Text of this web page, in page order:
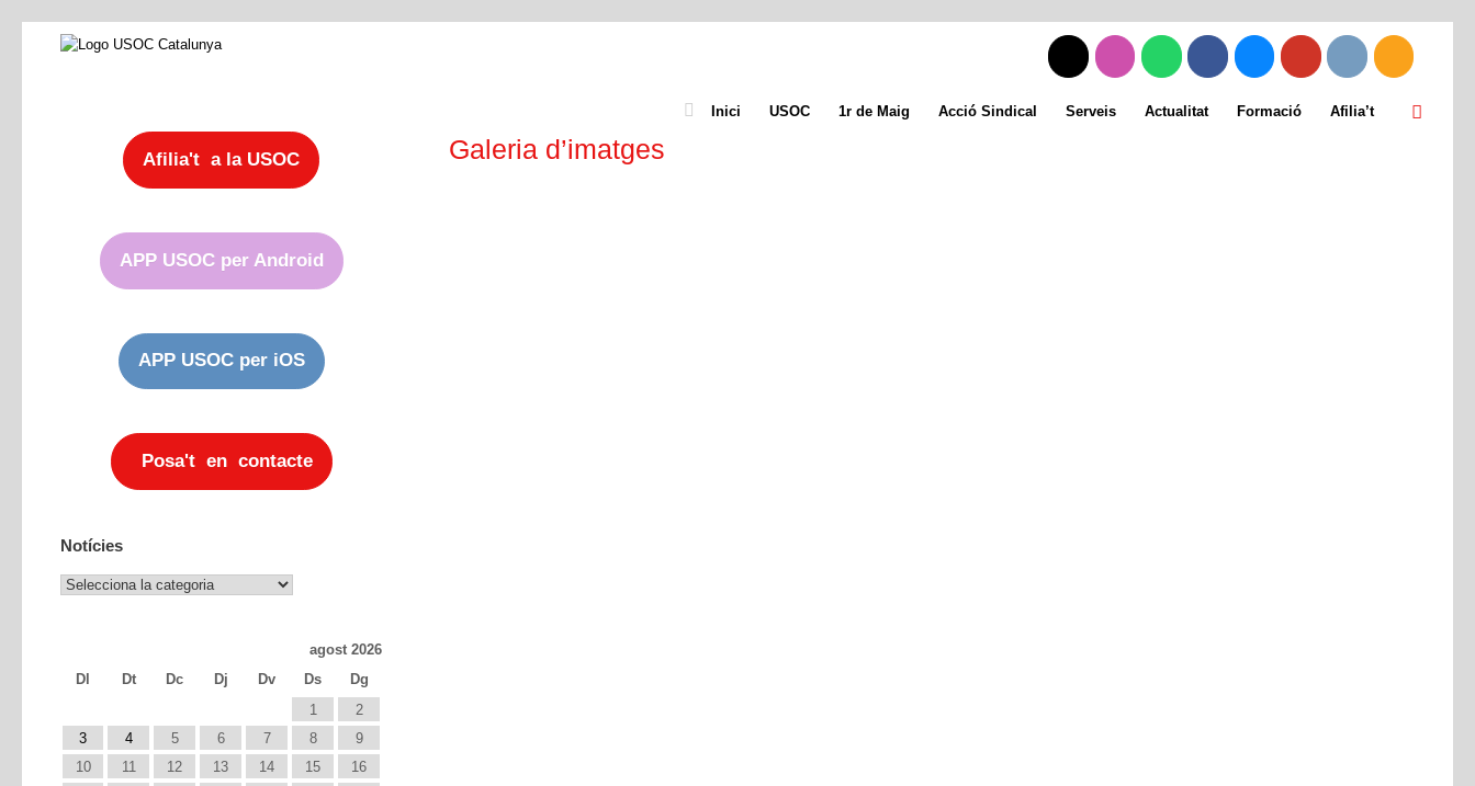
Inici USOC 1r de Maig Acció Sindical Serveis Actualitat Formació Afilia’t
Galeria d’imatges
Afilia't a la USOC
APP USOC per Android
APP USOC per iOS
Posa't en contacte
Notícies
Notícies
agost 2026
Dl
Dt Dc Dj Dv Ds
Dg
1
2
3
4 5 6 7 8
9
10
11 12 13 14 15
16